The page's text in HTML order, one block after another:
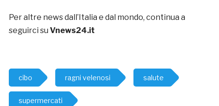
Per altre news dall’Italia e dal mondo, continua a
seguirci su Vnews24.it
cibo ragni velenosi salute
supermercati